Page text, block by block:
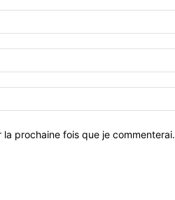
prochaine fois que je commenterai.